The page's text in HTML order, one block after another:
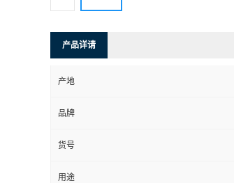
产品详请
产地
品牌
货号
用途